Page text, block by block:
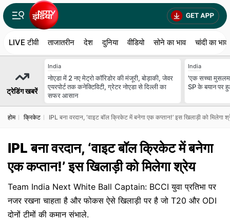
LIVE टीवी ताजातरीन देश दुनिया वीडियो सोने का भाव चांदी का भाव
ट्रेडिंग खबरें
India
नोएडा में 2 नए मेट्रो कॉरिडोर की मंजूरी, बोड़ाकी, जेवर
एयरपोर्ट तक कनेक्टिविटी, ग्रेटर नोएडा से दिल्ली का
सफर आसान
India
'एक सच्चा
SP के बयान पर
होम क्रिकेट IPL बना वरदान, ‘वाइट बॉल क्रिकेट में बनेगा एक कप्तान!’ इस खिलाड़ी को मिलेगा
IPL बना वरदान, ‘वाइट बॉल क्रिकेट में बनेगा
एक कप्तान!’ इस खिलाड़ी को मिलेगा श्रेय
Team India Next White Ball Captain: BCCI युवा प्रतिभा पर
नजर रखना चाहता है और फोकस ऐसे खिलाड़ी पर है जो T20 और ODI
दोनों टीमों की कमान संभाले.